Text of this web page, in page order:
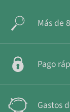
Más de
Pago
Gastos